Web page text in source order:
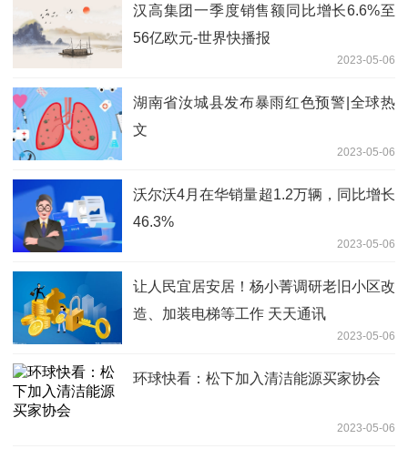
汉高集团一季度销售额同比增长6.6%至
56亿欧元-世界快播报
2023-05-06
湖南省汝城县发布暴雨红色预警|全球热
文
2023-05-06
沃尔沃4月在华销量超1.2万辆，同比增长
46.3%
2023-05-06
让人民宜居安居！杨小菁调研老旧小区改
造、加装电梯等工作 天天通讯
2023-05-06
环球快看：松下加入清洁能源买家协会
2023-05-06